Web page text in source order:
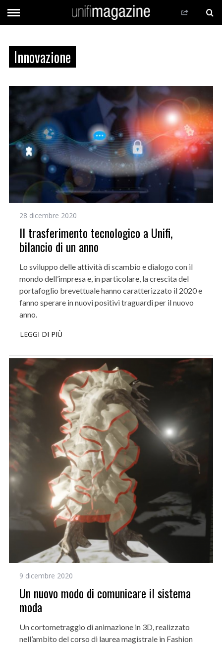
Innovazione
28 dicembre 2020
Il trasferimento tecnologico a Unifi,
bilancio di un anno
Lo sviluppo delle attività di scambio e dialogo con il
mondo dell’impresa e, in particolare, la crescita del
portafoglio brevettuale hanno caratterizzato il 2020 e
fanno sperare in nuovi positivi traguardi per il nuovo
anno.
LEGGI DI PIÙ
9 dicembre 2020
Un nuovo modo di comunicare il sistema
moda
Un cortometraggio di animazione in 3D, realizzato
nell’ambito del corso di laurea magistrale in Fashion